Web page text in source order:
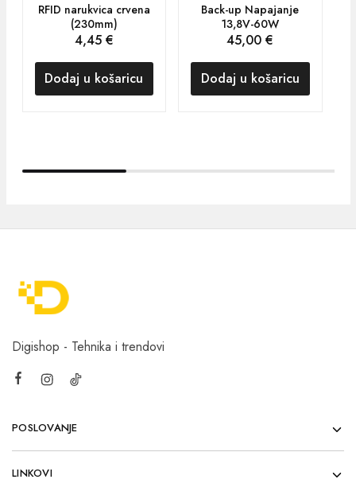
RFID narukvica crvena
(230mm)
4,45 €
Dodaj u košaricu
Back-up Napajanje
13,8V-60W
45,00€
Dodaj u košaricu
Digishop - Tehnika i trendovi
POSLOVANJE
LINKOVI